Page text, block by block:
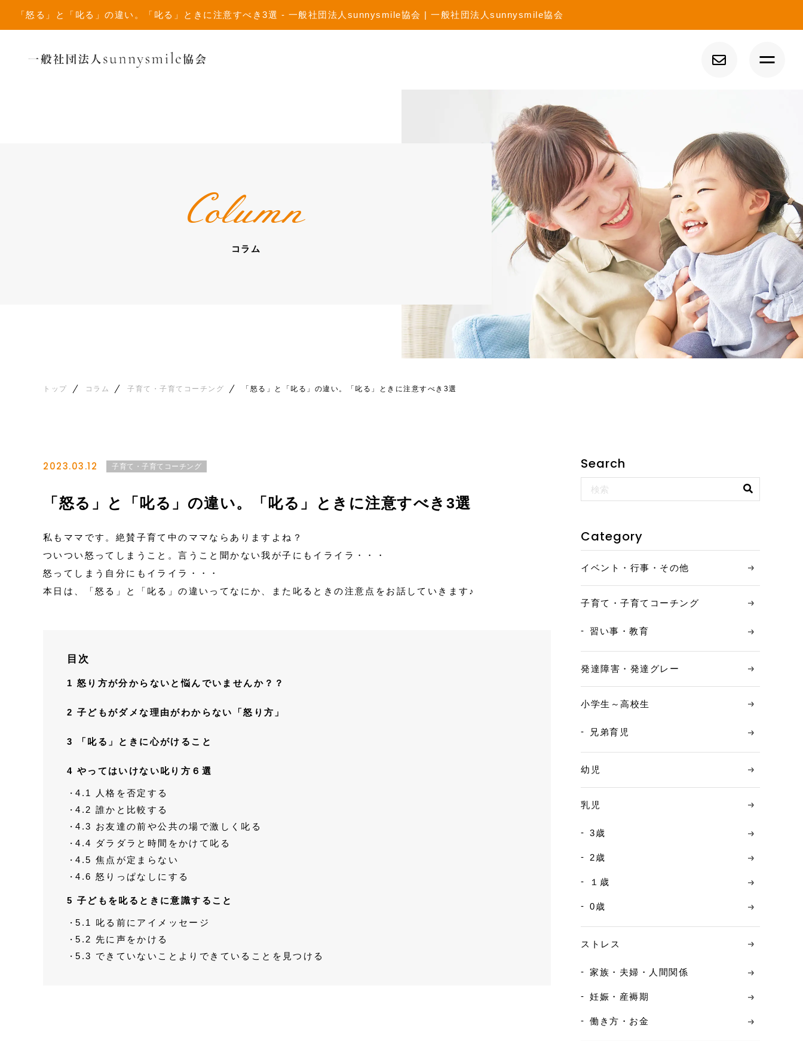
「怒る」と「叱る」の違い。「叱る」ときに注意すべき3選 - 一般社団法人sunnysmile協会 | 一般社団法人sunnysmile協会
コラム
ニュース
Column
コラム
トップ コラム 子育て・子育てコーチング 「怒る」と「叱る」の違い。「叱る」ときに注意すべき3選
2023.03.12 子育て・子育てコーチング
「怒る」と「叱る」の違い。「叱る」ときに注意すべき3選
私もママです。絶賛子育て中のママならありますよね？
ついつい怒ってしまうこと。言うこと聞かない我が子にもイライラ・・・
怒ってしまう自分にもイライラ・・・
本日は、「怒る」と「叱る」の違いってなにか、また叱るときの注意点をお話していきます♪
目次
1 怒り方が分からないと悩んでいませんか？？
2 子どもがダメな理由がわからない「怒り方」
3 「叱る」ときに心がけること
4 やってはいけない叱り方６選
4.1
人格を否定する
4.2 誰かと比較する
4.3 お友達の前や公共の場で激しく叱る
4.4
ダラダラと時間をかけて叱る
4.5 焦点が定まらない
4.6 怒りっぱなしにする
5 子どもを叱るときに意識すること
5.1
叱る前にアイメッセージ
5.2 先に声をかける
5.3 できていないことよりできていることを見つける
Search
Category
イベント・行事・その他
子育て・子育てコーチング
習い事・教育
発達障害・発達グレー
小学生～高校生
兄弟育児
幼児
乳児
3歳
2歳
１歳
0歳
ストレス
家族・夫婦・人間関係
妊娠・産褥期
働き方・お金